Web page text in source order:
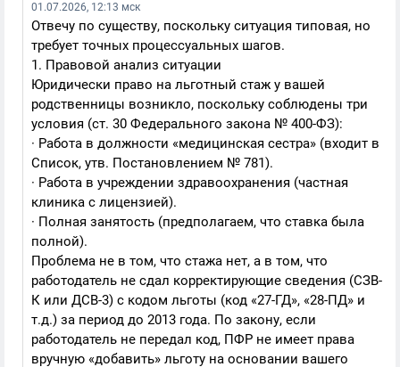
01.07.2026, 12:13 мск
Отвечу по существу, поскольку ситуация типовая, но
требует точных процессуальных шагов.
1. Правовой анализ ситуации
Юридически право на льготный стаж у вашей
родственницы возникло, поскольку соблюдены три
условия (ст. 30 Федерального закона № 400-ФЗ):
· Работа в должности «медицинская сестра» (входит в
Список, утв. Постановлением № 781).
· Работа в учреждении здравоохранения (частная
клиника с лицензией).
· Полная занятость (предполагаем, что ставка была
полной).
Проблема не в том, что стажа нет, а в том, что
работодатель не сдал корректирующие сведения (СЗВ-
К или ДСВ-3) с кодом льготы (код «27-ГД», «28-ПД» и
т.д.) за период до 2013 года. По закону, если
работодатель не передал код, ПФР не имеет права
вручную «добавить» льготу на основании вашего